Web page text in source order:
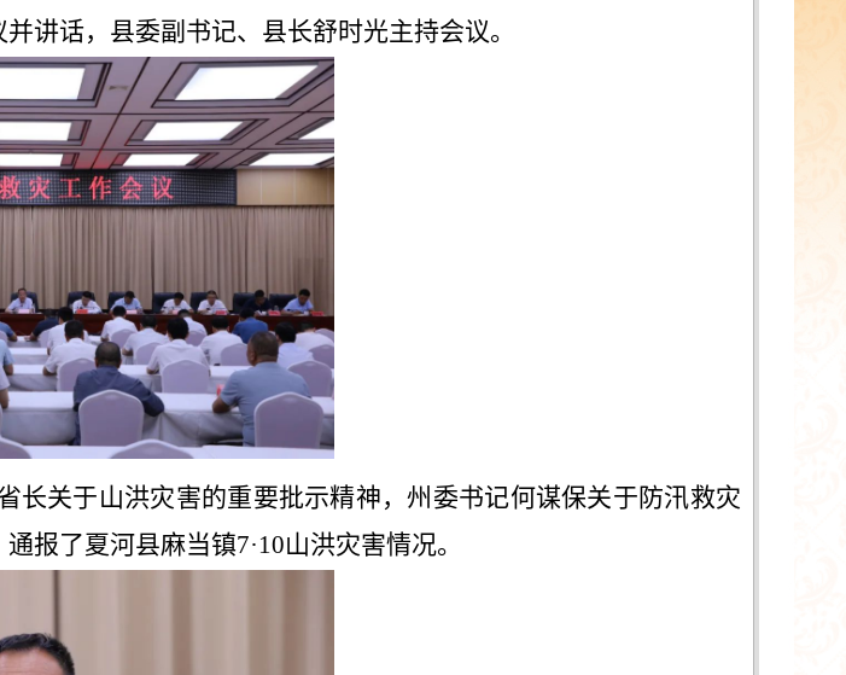
讲话，县委副书记、县长舒时光主持会议。
长关于山洪灾害的重要批示精神，州委书记何谋保关于防汛救灾
报了夏河县麻当镇7·10山洪灾害情况。